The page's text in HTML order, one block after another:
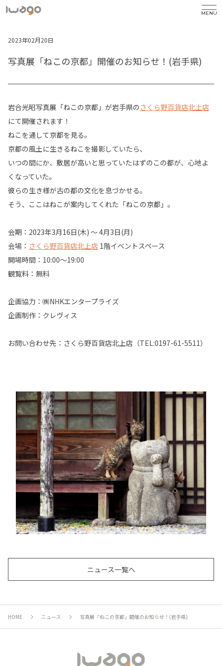
MENU
2023年02月20日
写真展「ねこの京都」開催のお知らせ！(岩手県)
岩合光昭写真展「ねこの京都」が岩手県の さくら野百貨店北上店
にて開催されます！
ねこを通して京都を見る。
京都の風土に生きるねこを撮影していたら、
いつの間にか、敷居が高いと思っていたはずのこの都が、心地よ
くなっていた。
彼らの生き様が古の都の文化を息づかせる。
そう、ここはねこが案内してくれた「ねこの京都」。
会期：2023年3月16日(木) ～ 4月3日(月)
会場： さくら野百貨店北上店 1階イベントスペース
開場時間：10:00～19:00
観覧料：無料
企画協力：㈱NHKエンタープライズ
企画制作：クレヴィス
お問い合わせ先：さくら野百貨店北上店（TEL:0197-61-5511）
ニュース一覧へ
HOME ニュース 写真展「ねこの京都」開催のお知らせ！(岩手県)